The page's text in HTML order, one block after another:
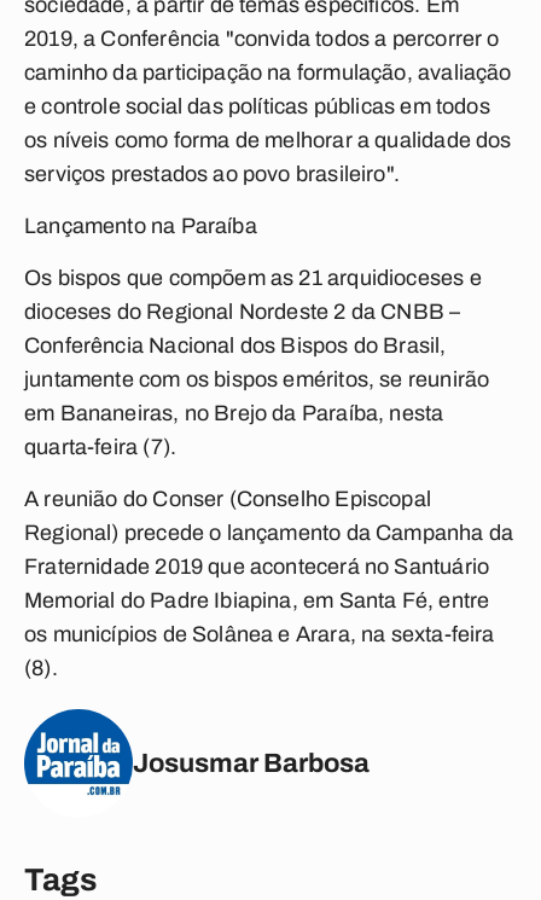
sociedade, a partir de temas específicos. Em
2019, a Conferência "convida todos a percorrer o
caminho da participação na formulação, avaliação
e controle social das políticas públicas em todos
os níveis como forma de melhorar a qualidade dos
serviços prestados ao povo brasileiro".
Lançamento na Paraíba
Os bispos que compõem as 21 arquidioceses e
dioceses do Regional Nordeste 2 da CNBB –
Conferência Nacional dos Bispos do Brasil,
juntamente com os bispos eméritos, se reunirão
em Bananeiras, no Brejo da Paraíba, nesta
quarta-feira (7).
A reunião do Conser (Conselho Episcopal
Regional) precede o lançamento da Campanha da
Fraternidade 2019 que acontecerá no Santuário
Memorial do Padre Ibiapina, em Santa Fé, entre
os municípios de Solânea e Arara, na sexta-feira
(8).
Josusmar Barbosa
Tags